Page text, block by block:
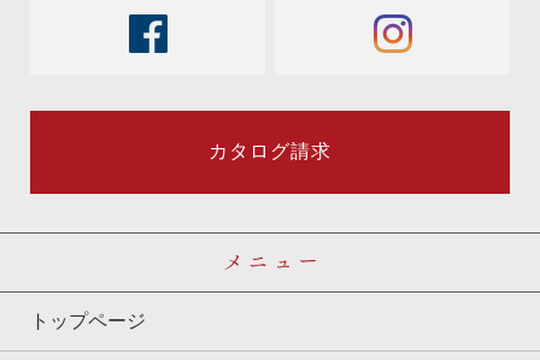
facebook instagram
カタログ請求
トップページ